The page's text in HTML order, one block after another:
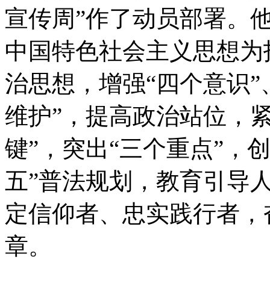
宣传周”作了动员部署。
中国特色社会主义思想
治思想，增强“四个意识
维护”，提高政治站位，
键”，突出“三个重点”，
五”普法规划，教育引导
定信仰者、忠实践行者
章。